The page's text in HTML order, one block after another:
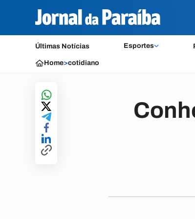
Últimas Notícias Esportes
Home>cotidiano